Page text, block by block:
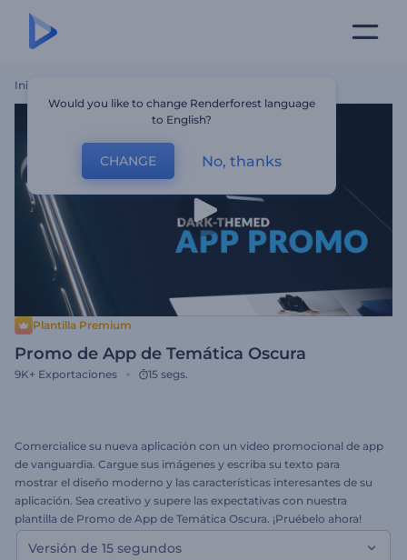
Inicio
Plantilla Premium
Promo de App de Temática Oscura
9K+ Exportaciones 15 segs.
Comercialice su nueva aplicación con un video promocional de app
de vanguardia. Cargue sus imágenes y escriba su texto para
mostrar el diseño moderno y las características interesantes de su
aplicación. Sea creativo y supere las expectativas con nuestra
plantilla de Promo de App de Temática Oscura. ¡Pruébelo ahora!
Versión de 15 segundos
Would you like to change Renderforest language
to English?
CHANGE No, thanks